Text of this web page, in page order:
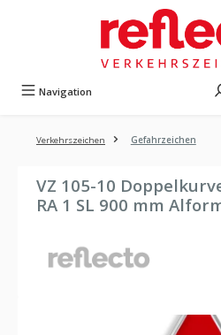
Navigation
Verkehrszeichen Gefahrzeichen
VZ 105-10
RA 1 SL 900 mm